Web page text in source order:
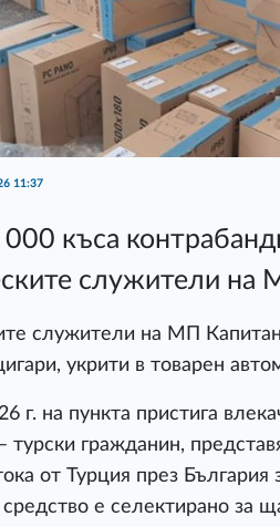
11:37
къса
служители на
служители на МП
укрити в товарен
г. на пункта пристига
гражданин,
от Турция през
средство е селектирано за